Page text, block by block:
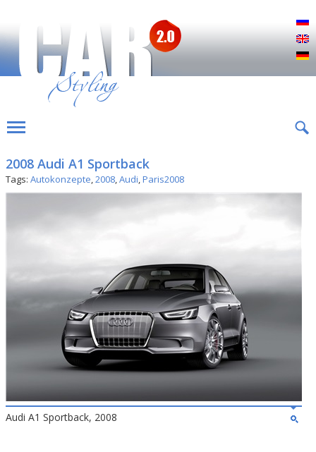
2008 Audi A1 Sportback
Tags: Autokonzepte,2008,Audi,Paris2008
Audi A1 Sportback, 2008